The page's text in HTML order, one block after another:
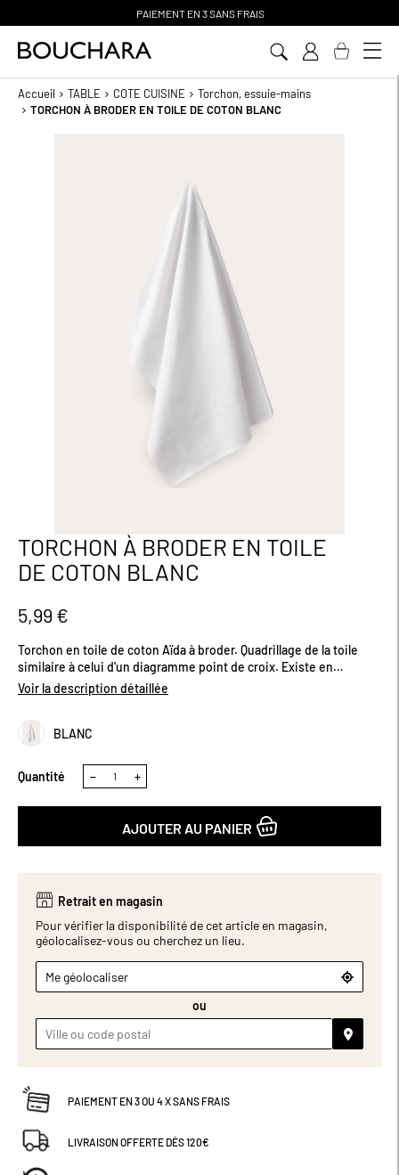
PAIEMENT EN 3 SANS FRAIS
Accueil TABLE COTE CUISINE
Torchon, essuie-mains
TORCHON À BRODER EN TOILE DE COTON BLANC
Passer
au
début
la
Galerie
d’images
TORCHON À BRODER EN TOILE
DE COTON BLANC
5,99 €
Torchon en toile de coton Aïda à broder. Quadrillage de la toile
similaire à celui d'un diagramme point de croix. Existe en
plusieurs coloris.Dimensions (cm) : H70 x L50
Voir la description détaillée
BLANC
Quantité − +
AJOUTER AU PANIER
Retrait en magasin
Pour vérifier la disponibilité de cet article en magasin,
géolocalisez-vous ou cherchez un lieu.
Me géolocaliser
ou
PAIEMENT EN 3 OU 4 X SANS FRAIS
LIVRAISON OFFERTE DÈS 120€